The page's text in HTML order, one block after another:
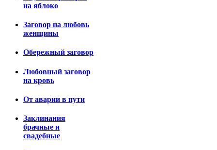
на яблоко
Заговор на любовь
женщины
Обережный заговор
Любовный заговор
на кровь
От аварии в пути
Заклинания
брачные и
свадебные